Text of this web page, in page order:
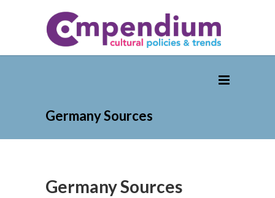
Germany Sources
Germany Sources